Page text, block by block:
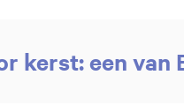
kerst: een van